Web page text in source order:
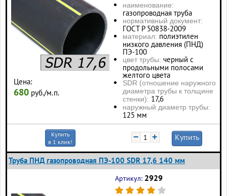
Цена:
680 руб./м.п.
наименование:
газопроводная труба
нормативный документ:
ГОСТ Р 50838-2009
материал: полиэтилен
низкого давления (ПНД)
ПЭ-100
цвет трубы: черный с
продольными полосами
желтого цвета
SDR (отношение наружного
диаметра трубы к толщине
стенки): 17,6
наружный диаметр трубы:
125 мм
Купить
в 1 клик!
− + Купить
Труба ПНД газопроводная ПЭ-100 SDR 17,6 140 мм
Артикул: 2929